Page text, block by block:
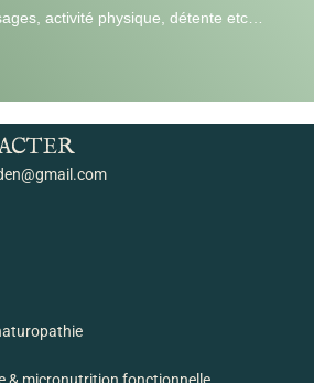
activité physique, détente etc…